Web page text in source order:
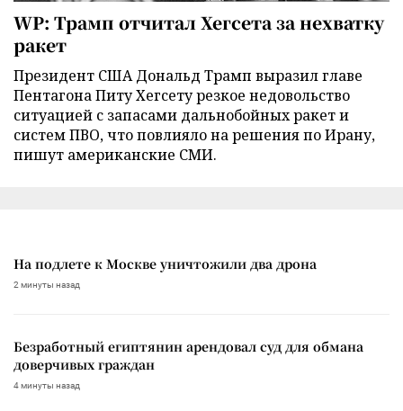
WP: Трамп отчитал Хегсета за нехватку
ракет
Президент США Дональд Трамп выразил главе
Пентагона Питу Хегсету резкое недовольство
ситуацией с запасами дальнобойных ракет и
систем ПВО, что повлияло на решения по Ирану,
пишут американские СМИ.
На подлете к Москве уничтожили два дрона
2 минуты назад
Безработный египтянин арендовал суд для обмана
доверчивых граждан
4 минуты назад